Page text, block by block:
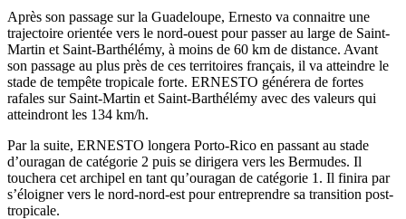
Après son passage sur la Guadeloupe, Ernesto va connaitre une
trajectoire orientée vers le nord-ouest pour passer au large de Saint-
Martin et Saint-Barthélémy, à moins de 60 km de distance. Avant
son passage au plus près de ces territoires français, il va atteindre le
stade de tempête tropicale forte. ERNESTO générera de fortes
rafales sur Saint-Martin et Saint-Barthélémy avec des valeurs qui
atteindront les 134 km/h.
Par la suite, ERNESTO longera Porto-Rico en passant au stade
d’ouragan de catégorie 2 puis se dirigera vers les Bermudes. Il
touchera cet archipel en tant qu’ouragan de catégorie 1. Il finira par
s’éloigner vers le nord-nord-est pour entreprendre sa transition post-
tropicale.